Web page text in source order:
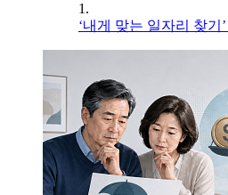
1.
‘내게 맞는 일자리 찾기